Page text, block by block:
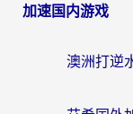
加速国内游戏